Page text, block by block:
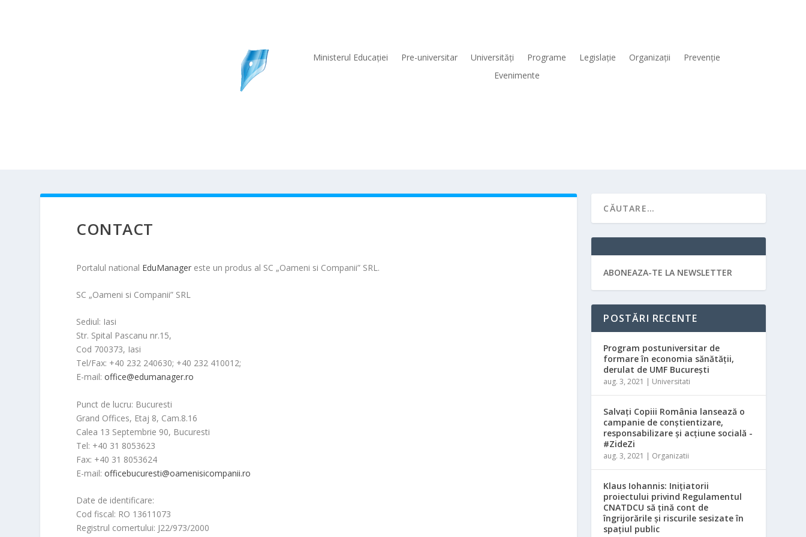
Ministerul Educaţiei Pre-universitar Universităţi Programe Legislaţie Organizaţii
Prevenţie
Evenimente
CONTACT
Portalul national EduManager este un produs al SC „Oameni si Companii” SRL .
SC „Oameni si Companii” SRL
Sediul: Iasi
Str. Spital Pascanu nr.15,
Cod 700373, Iasi
Tel/Fax: +40 232 240630; +40 232 410012;
E-mail:office@edumanager.ro
Punct de lucru: Bucuresti
Grand Offices, Etaj 8, Cam.8.16
Calea 13 Septembrie 90, Bucuresti
Tel: +40 31 8053623
Fax: +40 31 8053624
E-mail:officebucuresti@oamenisicompanii.ro
Date de identificare:
Cod fiscal: RO 13611073
Registrul comertului: J22/973/2000
ABONEAZA-TE LA NEWSLETTER
POSTĂRI RECENTE
Program postuniversitar de
formare în economia sănătății,
derulat de UMF București
aug. 3, 2021 | Universitati
Salvaţi Copiii România lansează o
campanie de conştientizare,
responsabilizare şi acţiune socială -
#ZideZi
aug. 3, 2021 | Organizatii
Klaus Iohannis: Iniţiatorii
proiectului privind Regulamentul
CNATDCU să ţină cont de
îngrijorările şi riscurile sesizate în
spaţiul public